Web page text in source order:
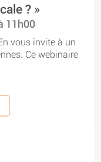
? »
11h00
vous invite à un
Ce webinaire